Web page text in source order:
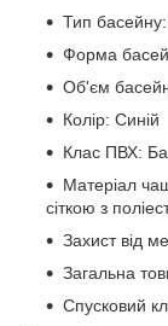
Тип
Форма
Об'єм
Колір: Синій
Клас ПВХ:
Матеріал
сіткою з
Захист від
Загальна
Спусковий